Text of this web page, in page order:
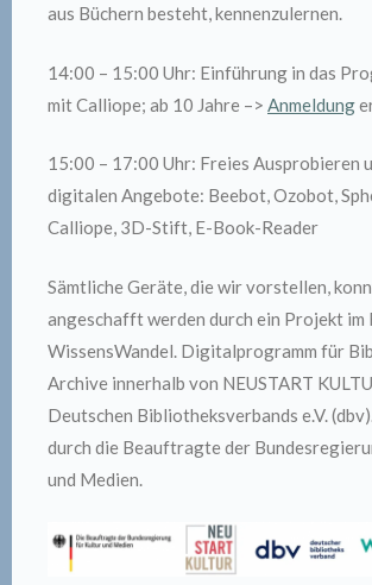
aus Büchern besteht, kennenzulernen.
14:00 – 15:00 Uhr: Einführung in das
mit Calliope; ab 10 Jahre –> Anmeldung
15:00 – 17:00 Uhr: Freies Ausprobieren
digitalen Angebote: Beebot, Ozobot,
Calliope, 3D-Stift, E-Book-Reader
Sämtliche Geräte, die wir vorstellen,
angeschafft werden durch ein Projekt im
WissensWandel. Digitalprogramm für
Archive innerhalb von NEUSTART
Deutschen Bibliotheksverbands e.V.
durch die Beauftragte der
und Medien.